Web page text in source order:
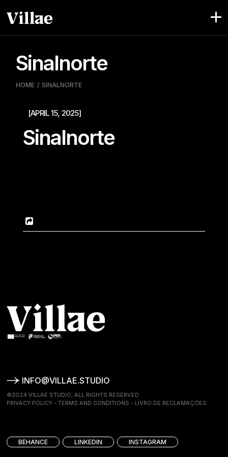
para
Sinalnorte
HOME SINALNORTE
[APRIL 15, 2025]
Sinalnorte
INFO@VILLAE.STUDIO
©2024 VILLAE STUDIO, ALL RIGHTS RESERVED
PRIVACY POLICY -TERMS AND CONDITIONS - LIVRO DE RECLAMAÇÕES
BEHANCE LINKEDIN INSTAGRAM